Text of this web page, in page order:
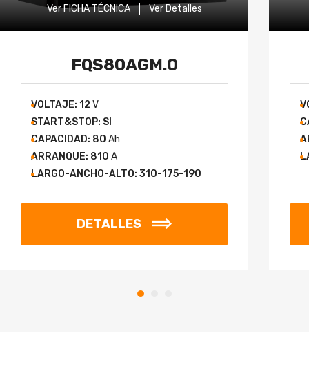
Ver FICHA TÉCNICA Ver Detalles
FQS80AGM.0
VOLTAJE: 12 V
START&STOP: SI
CAPACIDAD: 80 Ah
ARRANQUE: 810 A
LARGO-ANCHO-ALTO: 310-175-190
DETALLES